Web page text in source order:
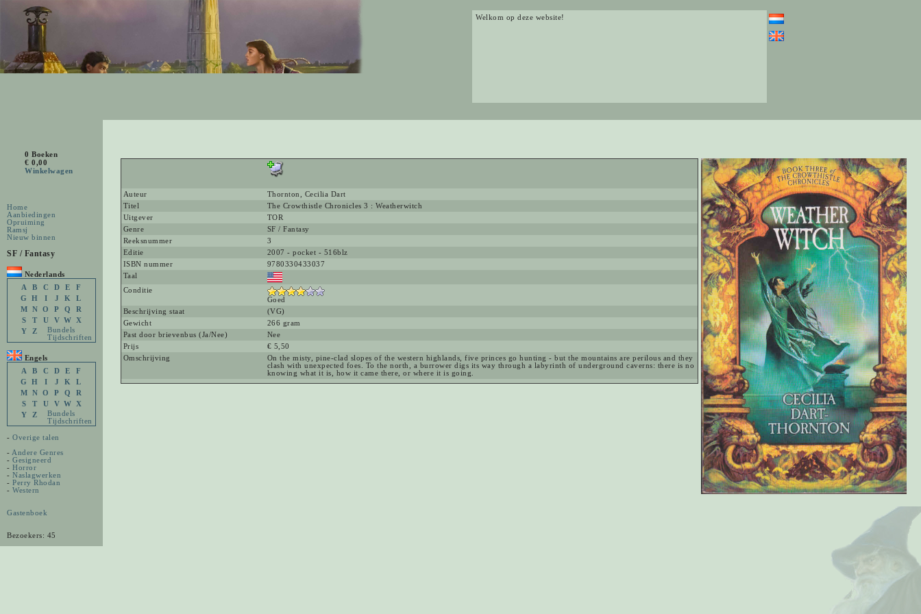
Welkom op deze website!
0 Boeken
€ 0,00
Winkelwagen
Home
Aanbiedingen
Opruiming
Ramsj
Nieuw binnen
SF / Fantasy
Nederlands
A
B C D E
F
G
H I J K
L
M
N O P Q
R
S
T U V W
X
Y
Z
Bundels
Tijdschriften
Engels
A
B C D E
F
G
H I J K
L
M
N O P Q
R
S
T U V W
X
Y
Z
Bundels
Tijdschriften
- Overige talen
- Andere Genres
- Gesigneerd
- Horror
- Naslagwerken
- Perry Rhodan
- Western
Gastenboek
Bezoekers: 45
Auteur
Thornton, Cecilia Dart
Titel
The Crowthistle Chronicles 3 : Weatherwitch
Uitgever
TOR
Genre
SF / Fantasy
Reeksnummer
3
Editie
2007 - pocket - 516blz
ISBN nummer
9780330433037
Taal
Conditie
Goed
Beschrijving staat
(VG)
Gewicht
266 gram
Past door brievenbus (Ja/Nee)
Nee
Prijs
€ 5,50
Omschrijving
On the misty, pine-clad slopes of the western highlands, five princes go hunting - but the mountains are perilous and they
clash with unexpected foes. To the north, a burrower digs its way through a labyrinth of underground caverns: there is no
knowing what it is, how it came there, or where it is going.